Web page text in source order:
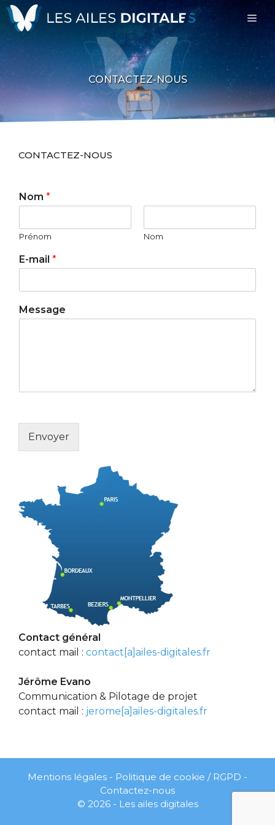
Aller
au
contenu
CONTACTEZ-NOUS
CONTACTEZ-NOUS
Nom *
Prénom Nom
E-mail *
Message
Envoyer
Contact général
contact mail : contact[a]ailes-digitales.fr
Jérôme Evano
Communication & Pilotage de projet
contact mail : jerome[a]ailes-digitales.fr
Mentions légales - Politique de cookie / RGPD -
Contactez-nous
© 2026 - Les ailes digitales